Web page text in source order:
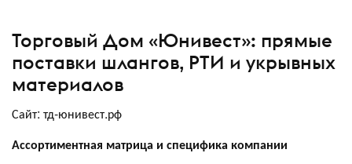
Торговый Дом «Юнивест»: прямые
поставки шлангов, РТИ и укрывных
материалов
Сайт: тд-юнивест.рф
Ассортиментная матрица и специфика компании